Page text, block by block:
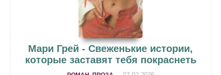
Мари Грей - Свеженькие истории,
которые заставят тебя покраснеть